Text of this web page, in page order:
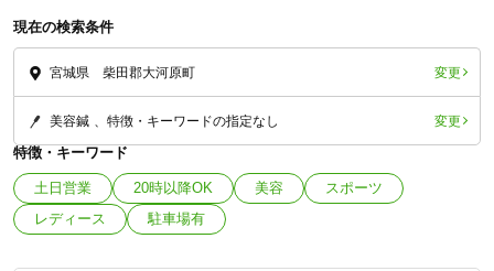
現在の検索条件
宮城県 柴田郡大河原町 変更
美容鍼 特徴・キーワードの指定なし 変更
特徴・キーワード
土日営業 20時以降OK 美容
スポーツ
レディース
駐車場有
「健康にはりを見た」